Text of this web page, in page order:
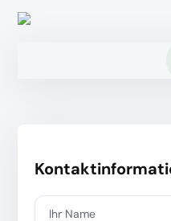
Ihr Name